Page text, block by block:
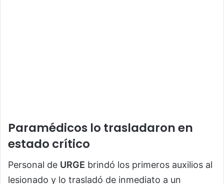
Paramédicos lo trasladaron en
estado crítico
Personal de URGE brindó los primeros auxilios al
lesionado y lo trasladó de inmediato a un